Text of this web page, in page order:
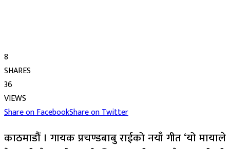
8
SHARES
36
VIEWS
Share on FacebookShare on Twitter
काठमाडौं । गायक प्रचण्डबाबु राईको नयाँ गीत ‘यो मायाले